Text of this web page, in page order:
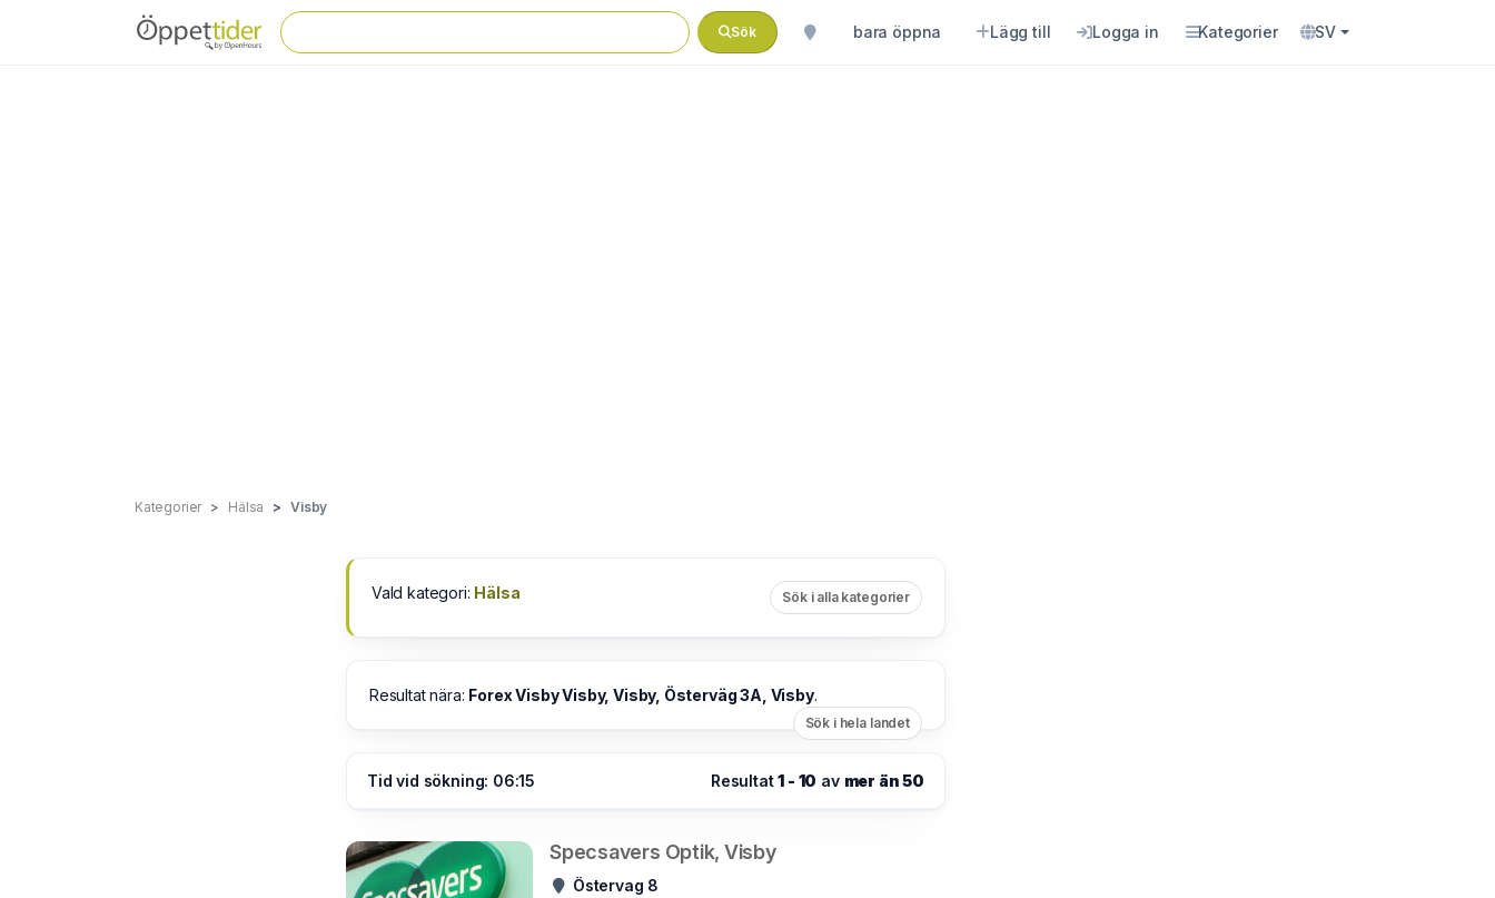
Sök bara öppna Lägg till Logga in Kategorier SV
Kategorier Hälsa Visby
Vald kategori: Hälsa Sök i alla kategorier
Resultat nära: Forex Visby Visby, Visby, Österväg 3A, Visby.
Sök i hela landet
Tid vid sökning: 06:15 Resultat1 - 10 av mer än 50
Specsavers Optik, Visby
Östervag 8